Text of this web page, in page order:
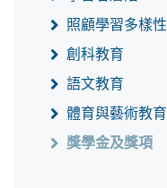
照顧學習多樣性
創科教育
語文教育
體育與藝術教育
獎學金及獎項